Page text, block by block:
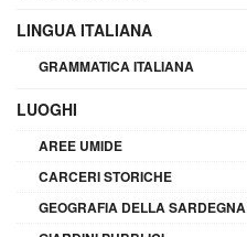
LINGUA ITALIANA
GRAMMATICA ITALIANA
LUOGHI
AREE UMIDE
CARCERI STORICHE
GEOGRAFIA DELLA SARDEGNA